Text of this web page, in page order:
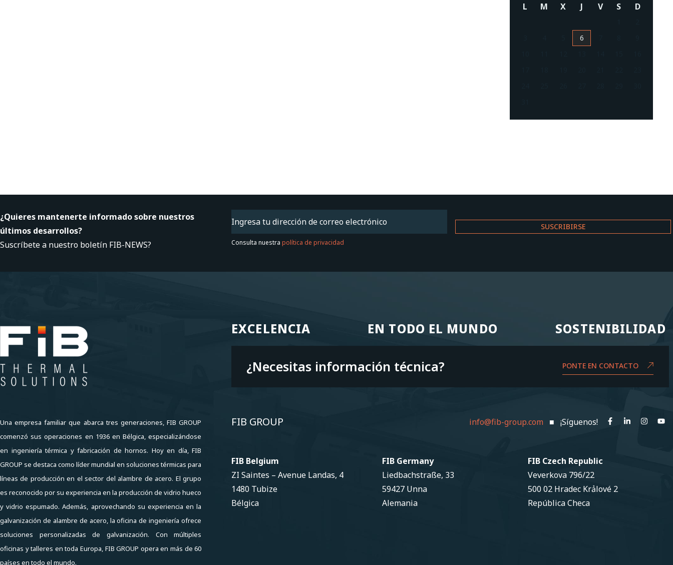
L
M X J V S D
6
¿Quieres mantenerte informado sobre nuestros
últimos desarrollos?
Suscríbete a nuestro boletín FIB-NEWS?
Email (Obligatorio)
Consulta nuestrapolítica de privacidad
Una empresa familiar que abarca tres generaciones, FIB GROUP
comenzó sus operaciones en 1936 en Bélgica, especializándose
en ingeniería térmica y fabricación de hornos. Hoy en día, FIB
GROUP se destaca como líder mundial en soluciones térmicas para
líneas de producción en el sector del alambre de acero. El grupo
es reconocido por su experiencia en la producción de vidrio hueco
y vidrio espumado. Además, aprovechando su experiencia en la
galvanización de alambre de acero, la oficina de ingeniería ofrece
soluciones personalizadas de galvanización. Con múltiples
oficinas y talleres en toda Europa, FIB GROUP opera en más de 60
países en todo el mundo.
EXCELENCIA
EXCELENCIA EN TODO EL MUNDO
EN TODO EL MUNDO SOSTENIBILIDAD
SOSTENIBILIDAD
¿Necesitas información técnica? PONTE EN CONTACTO
FIB GROUP info@fib-group.com■ ¡Síguenos!
FIB Belgium
ZI Saintes – Avenue Landas, 4
1480 Tubize
Bélgica
FIB Germany
Liedbachstraße, 33
59427 Unna
Alemania
FIB Czech Republic
Veverkova 796/22
500 02 Hradec Krảlové 2
República Checa